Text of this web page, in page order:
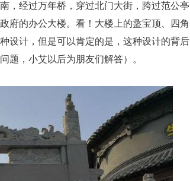
，经过万年桥，穿过北门大街，跨过范公亭
府的办公大楼。看！大楼上的盝宝顶、四角
设计，但是可以肯定的是，这种设计的背后
题，小艾以后为朋友们解答）。